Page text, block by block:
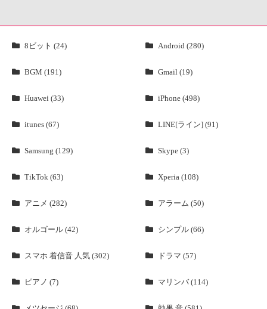
8ビット (24) Android (280)
BGM (191) Gmail (19)
Huawei (33) iPhone (498)
itunes (67) LINE[ライン] (91)
Samsung (129) Skype (3)
TikTok (63) Xperia (108)
アニメ (282) アラーム (50)
オルゴール (42) シンプル (66)
スマホ 着信音 人気 (302) ドラマ (57)
ピアノ (7) マリンバ (114)